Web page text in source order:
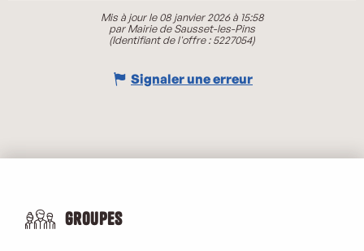
Mis à jour le 08 janvier 2026 à 15:58
par Mairie de Sausset-les-Pins
(Identifiant de l'offre :5227054)
Signaler une erreur
Groupes